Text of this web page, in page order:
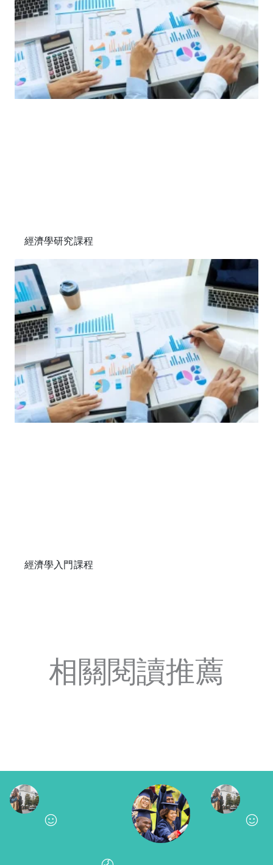
經濟學研究課程
經濟學入門課程
相關閱讀推薦